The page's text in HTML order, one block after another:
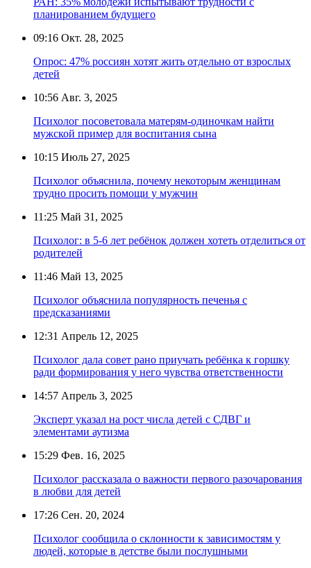
планированием будущего
09:16 Окт. 28, 2025
Опрос: 47% россиян хотят жить отдельно от взрослых
детей
10:56 Авг. 3, 2025
Психолог посоветовала матерям-одиночкам найти
мужской пример для воспитания сына
10:15 Июль 27, 2025
Психолог объяснила, почему некоторым женщинам
трудно просить помощи у мужчин
11:25 Май 31, 2025
Психолог: в 5-6 лет ребёнок должен хотеть отделиться от
родителей
11:46 Май 13, 2025
Психолог объяснила популярность печенья с
предсказаниями
12:31 Апрель 12, 2025
Психолог дала совет рано приучать ребёнка к горшку
ради формирования у него чувства ответственности
14:57 Апрель 3, 2025
Эксперт указал на рост числа детей с СДВГ и
элементами аутизма
15:29 Фев. 16, 2025
Психолог рассказала о важности первого разочарования
в любви для детей
17:26 Сен. 20, 2024
Психолог сообщила о склонности к зависимостям у
людей, которые в детстве были послушными